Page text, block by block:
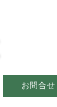
お問合せ